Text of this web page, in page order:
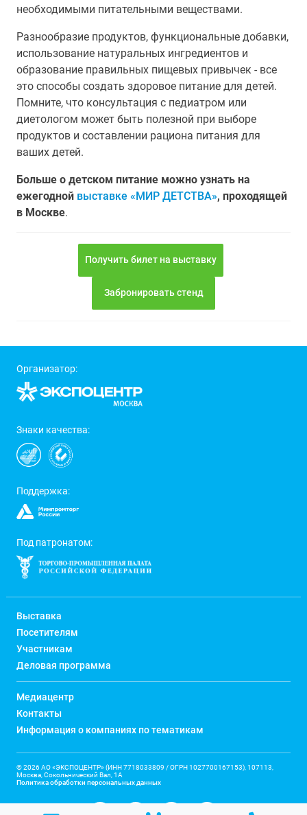
необходимыми питательными веществами.
Разнообразие продуктов, функциональные добавки,
использование натуральных ингредиентов и
образование правильных пищевых привычек - все
это способы создать здоровое питание для детей.
Помните, что консультация с педиатром или
диетологом может быть полезной при выборе
продуктов и составлении рациона питания для
ваших детей.
Больше о детском питание можно узнать на
ежегодной выставке «МИР ДЕТСТВА», проходящей
в Москве.
Получить билет на выставку
Забронировать стенд
Организатор:
Знаки качества:
Поддержка:
Под патронатом:
Выставка
Посетителям
Участникам
Деловая программа
Медиацентр
Контакты
Информация о компаниях по тематикам
© 2026 АО «ЭКСПОЦЕНТР» (ИНН 7718033809 / ОГРН 1027700167153), 107113,
Москва, Сокольнический Вал, 1А
Политика обработки персональных данных